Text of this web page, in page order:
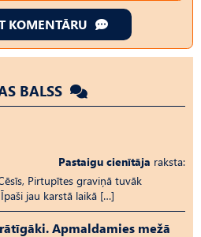
KOMENTĀRU
BALSS
Pastaigu cienītāja raksta:
Pirtupītes graviņā tuvāk
jau karstā laikā […]
Apmaldamies mežā